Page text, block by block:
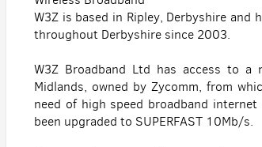
W3Z is based in Ripley, Derbyshire and
throughout Derbyshire since 2003.
W3Z Broadband Ltd has access to
Midlands, owned by Zycomm, from
need of high speed broadband
been upgraded to SUPERFAST 10Mb/s.